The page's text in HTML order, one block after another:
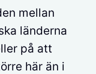
mellan
länderna
på att
här än i